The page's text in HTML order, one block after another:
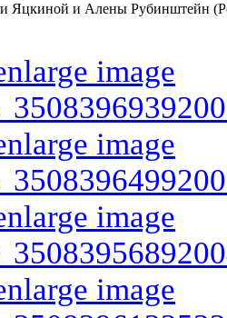
Яцкиной и Алены Рубинштейн